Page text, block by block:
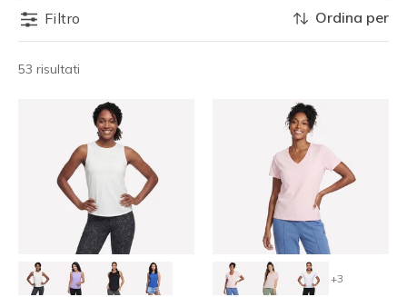
Filtro
53 risultati
Ordina per
+3